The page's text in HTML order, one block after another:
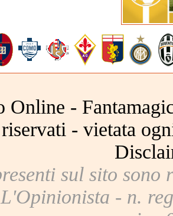
Online -
- vietata
sul sito sono
- n.